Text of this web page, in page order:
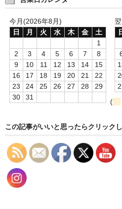
お問合せ
送料のご案内
スタッフブログ
草津Tip店
今月(2026年8月)
日
月 火 水 木 金
土
1
2
3 4 5 6 7
8
9
10 11 12 13 14
15
16
17 18 19 20 21
22
23
24 25 26 27 28
29
30
31
(
この記事がいいと思ったらクリック